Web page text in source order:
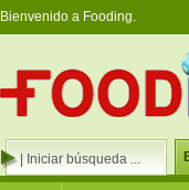
Bienvenido a Fooding.